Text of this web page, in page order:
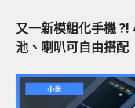
又一新模組化手機
池、喇叭可自由搭配